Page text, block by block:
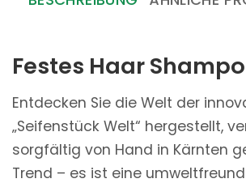
Festes Haar
Entdecken Sie die Welt der
„Seifenstück Welt“ hergestellt,
sorgfältig von Hand in Kärnten
Trend – es ist eine